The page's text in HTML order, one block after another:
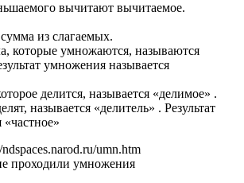
вычитают вычитаемое.
из слагаемых.
которые умножаются, называются
умножения называется
делится, называется «делимое» .
называется «делитель» . Результат
«частное»
umn.htm
проходили умножения